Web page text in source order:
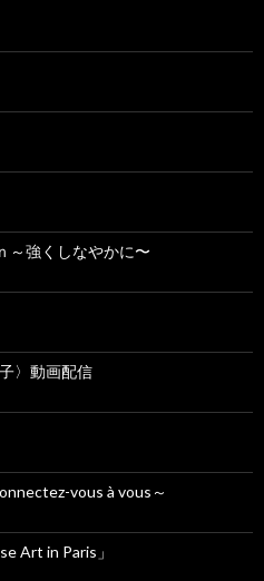
～強くしなやかに〜
〉動画配信
vous à vous～
Art in Paris」